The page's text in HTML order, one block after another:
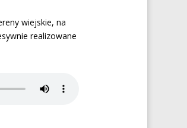
wiejskie, na
realizowane